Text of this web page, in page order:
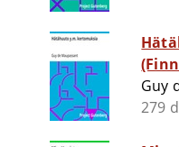
Guy
279